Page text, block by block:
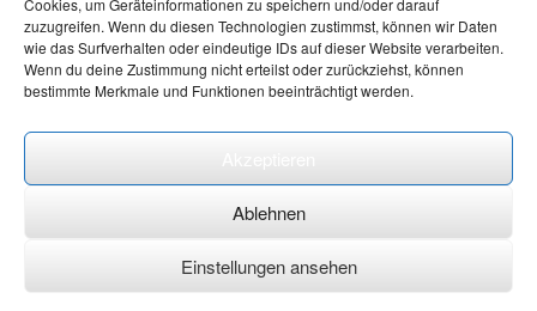
Cookies, um Geräteinformationen zu speichern und/oder darauf
zuzugreifen. Wenn du diesen Technologien zustimmst, können wir Daten
wie das Surfverhalten oder eindeutige IDs auf dieser Website verarbeiten.
Wenn du deine Zustimmung nicht erteilst oder zurückziehst, können
bestimmte Merkmale und Funktionen beeinträchtigt werden.
Ablehnen
Einstellungen ansehen
www.hochzeitsfoto-tk.de
www.fotografie-kraemer.de
E-Mail: thomas ( @) thomas-kraemer-fotografie.de
Ein Theme vonSiteOrigin